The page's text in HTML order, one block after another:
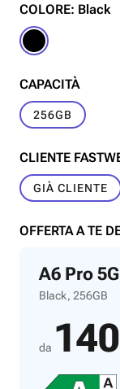
COLORE: Black
CAPACITÀ
256GB
CLIENTE
GIÀ CLIENTE
OFFERTA A TE
A6 Pro 5G
Black, 256GB
da